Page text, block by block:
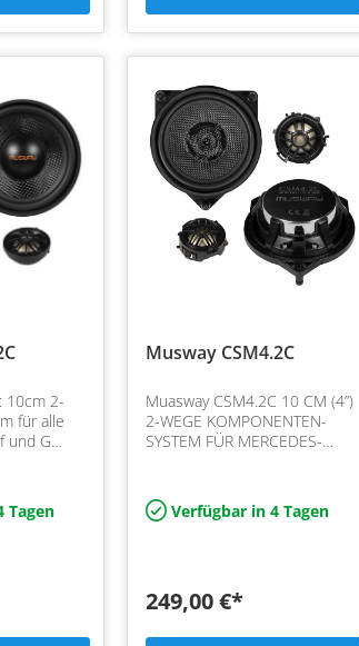
10cm 2-
für alle
und G
Tagen
Musway CSM4.2C
Muasway CSM4.2C 10 CM (4”)
2-WEGE KOMPONENTEN-
SYSTEM FÜR MERCEDES-
Membranen und effiziente
Neodym-Magnet-Antrie…
Verfügbar in 4 Tagen
249,00 €*